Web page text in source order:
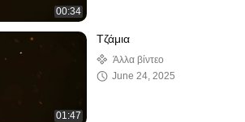
00:34
01:47
Τζάμια
Άλλα βίντεο
June 24, 2025